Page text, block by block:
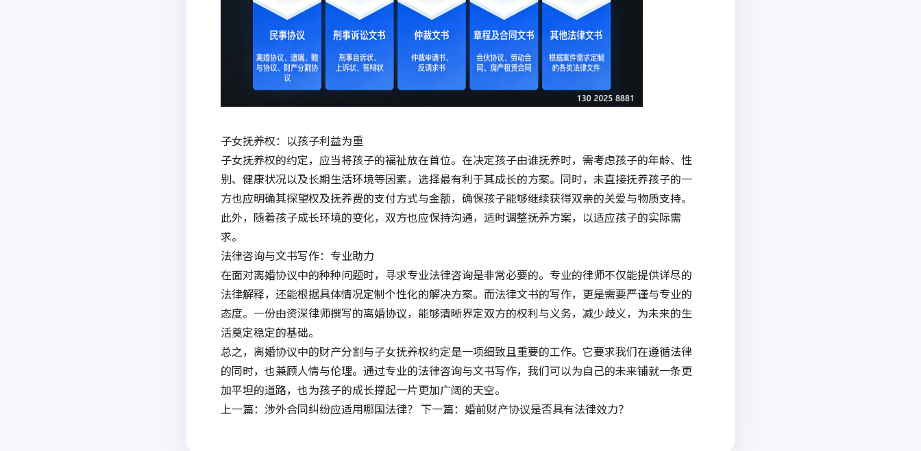
子女抚养权：以孩子利益为重
子女抚养权的约定，应当将孩子的福祉放在首位。在决定孩子由谁抚养时，需考虑孩子的年龄、性
别、健康状况以及长期生活环境等因素，选择最有利于其成长的方案。同时，未直接抚养孩子的一
方也应明确其探望权及抚养费的支付方式与金额，确保孩子能够继续获得双亲的关爱与物质支持。
此外，随着孩子成长环境的变化，双方也应保持沟通，适时调整抚养方案，以适应孩子的实际需
求。
法律咨询与文书写作：专业助力
在面对离婚协议中的种种问题时，寻求专业法律咨询是非常必要的。专业的律师不仅能提供详尽的
法律解释，还能根据具体情况定制个性化的解决方案。而法律文书的写作，更是需要严谨与专业的
态度。一份由资深律师撰写的离婚协议，能够清晰界定双方的权利与义务，减少歧义，为未来的生
活奠定稳定的基础。
总之，离婚协议中的财产分割与子女抚养权约定是一项细致且重要的工作。它要求我们在遵循法律
的同时，也兼顾人情与伦理。通过专业的法律咨询与文书写作，我们可以为自己的未来铺就一条更
加平坦的道路，也为孩子的成长撑起一片更加广阔的天空。
上一篇： 涉外合同纠纷应适用哪国法律？ 下一篇： 婚前财产协议是否具有法律效力？